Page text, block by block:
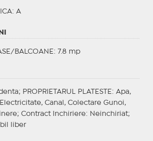
: A
BALCOANE: 7.8 mp
PROPRIETARUL PLATESTE : Apa,
Canal, Colectare Gunoi,
Contract Inchiriere: Neinchiriat;
liber